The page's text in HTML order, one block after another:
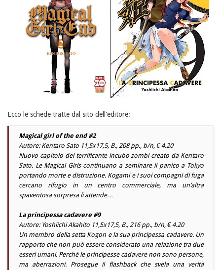
Ecco le schede tratte dal sito dell'editore:
Magical girl of the end #2
Autore: Kentaro Sato 11,5x17,5, B., 208 pp., b/n, € 4.20
Nuovo capitolo del terrificante incubo zombi creato da Kentaro
Sato. Le Magical Girls continuano a seminare il panico a Tokyo
portando morte e distruzione. Kogami e i suoi compagni di fuga
cercano rifugio in un centro commerciale, ma un’altra
spaventosa sorpresa li attende…
La principessa cadavere #9
Autore: Yoshiichi Akahito 11,5x17,5, B., 216 pp., b/n, € 4.20
Un membro della setta Kogon e la sua principessa cadavere. Un
rapporto che non può essere considerato una relazione tra due
esseri umani. Perché le principesse cadavere non sono persone,
ma aberrazioni. Prosegue il flashback che svela una verità